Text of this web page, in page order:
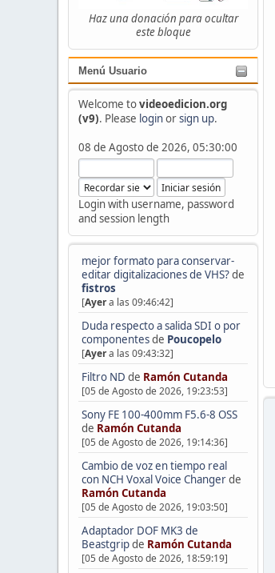
Haz una donación para ocultar
este bloque
Menú Usuario
Welcome tovideoedicion.org
(v9). Please loginorsign up.
08 de Agosto de 2026, 05:30:00
Login with username, password
and session length
mejor formato para conservar-
editar digitalizaciones de VHS?de
fistros
[Ayera las 09:46:42]
Duda respecto a salida SDI o por
componentesde Poucopelo
[Ayera las 09:43:32]
Filtro ND de Ramón Cutanda
[05 de Agosto de 2026, 19:23:53]
Sony FE 100-400mm F5.6-8 OSS
de Ramón Cutanda
[05 de Agosto de 2026, 19:14:36]
Cambio de voz en tiempo real
con NCH Voxal Voice Changerde
Ramón Cutanda
[05 de Agosto de 2026, 19:03:50]
Adaptador DOF MK3 de
Beastgripde Ramón Cutanda
[05 de Agosto de 2026, 18:59:19]